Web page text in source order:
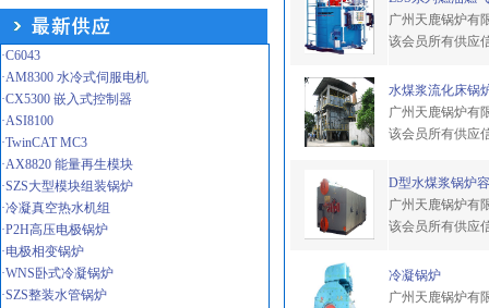
·C6043
·AM8300 水冷式伺服电机
·CX5300 嵌入式控制器
·ASI8100
·TwinCAT MC3
·AX8820 能量再生模块
·SZS大型模块组装锅炉
·冷凝真空热水机组
·P2H高压电极锅炉
·电极相变锅炉
·WNS卧式冷凝锅炉
·SZS整装水管锅炉
广州天鹿锅炉有
该会员所有供应
水煤浆流化床锅
广州天鹿锅炉有
该会员所有供应
D型水煤浆锅炉
广州天鹿锅炉有
该会员所有供应
冷凝锅炉
广州天鹿锅炉有